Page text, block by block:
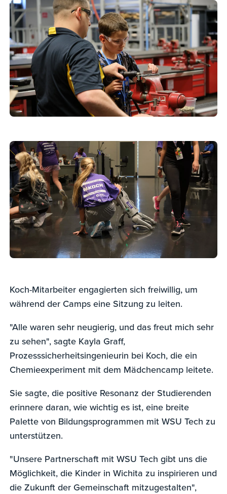
Koch-Mitarbeiter engagierten sich freiwillig, um
während der Camps eine Sitzung zu leiten.
"Alle waren sehr neugierig, und das freut mich sehr
zu sehen", sagte Kayla Graff,
Prozesssicherheitsingenieurin bei Koch, die ein
Chemieexperiment mit dem Mädchencamp leitete.
Sie sagte, die positive Resonanz der Studierenden
erinnere daran, wie wichtig es ist, eine breite
Palette von Bildungsprogrammen mit WSU Tech zu
unterstützen.
"Unsere Partnerschaft mit WSU Tech gibt uns die
Möglichkeit, die Kinder in Wichita zu inspirieren und
die Zukunft der Gemeinschaft mitzugestalten",